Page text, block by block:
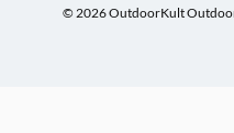
© 2026 OutdoorKult